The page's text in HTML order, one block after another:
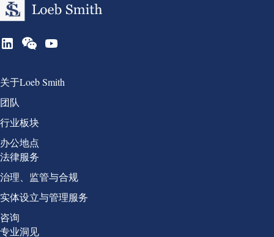
Group 1
关于Loeb Smith
团队
行业板块
办公地点
Group 2
法律服务
治理、监管与合规
实体设立与管理服务
咨询
Group 3
专业洞见